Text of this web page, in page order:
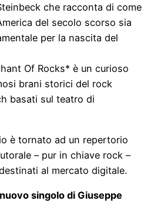
che racconta di come
del secolo scorso sia
per la nascita del
Of Rocks* è un curioso
brani storici del rock
basati sul teatro di
è tornato ad un repertorio
– pur in chiave rock –
al mercato digitale.
singolo di Giuseppe